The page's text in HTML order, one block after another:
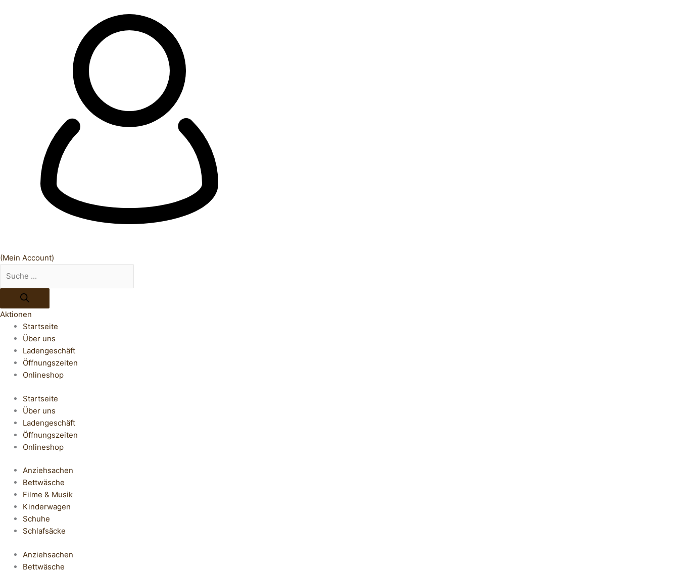
(Mein Account)
Aktionen
Startseite
Über uns
Ladengeschäft
Öffnungszeiten
Onlineshop
Startseite
Über uns
Ladengeschäft
Öffnungszeiten
Onlineshop
Anziehsachen
Bettwäsche
Filme & Musik
Kinderwagen
Schuhe
Schlafsäcke
Anziehsachen
Bettwäsche